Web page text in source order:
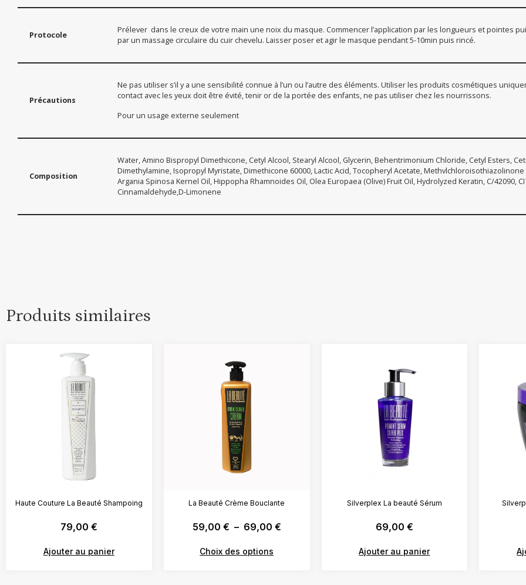
Protocole
Prélever dans le creux de votre main une noix du masque. Commencer l’application par les longueurs et pointes
par un massage circulaire du cuir chevelu. Laisser poser et agir le masque pendant 5-10min puis rincé.
Précautions
Ne pas utiliser s’il y a une sensibilité connue à l’un ou l’autre des éléments. Utiliser les produits cosmétiques
contact avec les yeux doit être évité, tenir or de la portée des enfants, ne pas utiliser chez les nourrissons.
Pour un usage externe seulement
Composition
Water, Amino Bispropyl Dimethicone, Cetyl Alcool, Stearyl Alcool, Glycerin, Behentrimonium Chloride, Cetyl Esters,
Dimethylamine, Isopropyl Myristate, Dimethicone 60000, Lactic Acid, Tocopheryl Acetate,
Argania Spinosa Kernel Oil, Hippopha Rhamnoides Oil, Olea Europaea (Olive) Fruit Oil, Hydrolyzed Keratin, C/42090,
Cinnamaldehyde,D-Limonene
Produits similaires
Haute Couture La Beauté Shampoing
79,00 €
Ajouter au panier
La Beauté Crème Bouclante
59,00 € – 69,00 €
Choix des options
Silverplex La beauté Sérum
69,00 €
Ajouter au panier